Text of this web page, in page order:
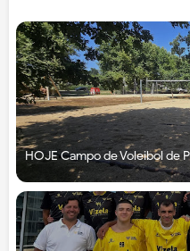
HOJE Campo de Voleibol de